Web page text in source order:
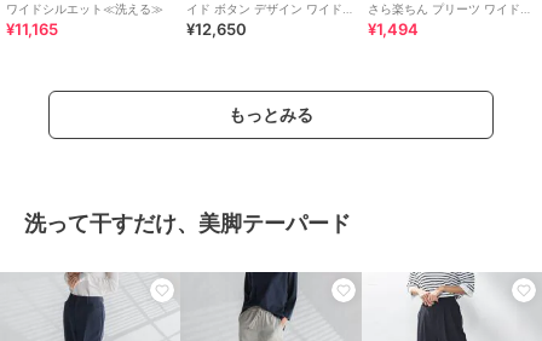
ワイドシルエット≪洗える≫
¥11,165
イド ボタン デザイン ワイド
イージー パンツ
¥12,650
さら楽ちん プリーツ ワイドパ
ンツ
¥1,494
もっとみる
洗って干すだけ、美脚テーパード